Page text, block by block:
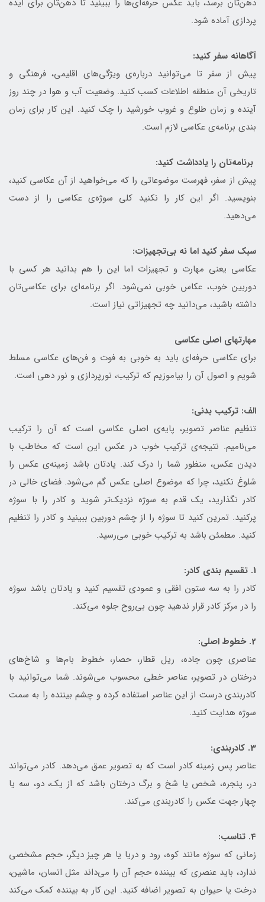
ذهن‌تان برسد، باید عکس حرفه‌ای‌ها را ببینید تا ذهن‌تان برای ایده
پردازی آماده شود.
آگاهانه سفر کنید:
پیش از سفر تا می‌توانید درباره‌ی ویژگی‌های اقلیمی، فرهنگی و
تاریخی آن منطقه اطلاعات کسب کنید. وضعیت آب و هوا در چند روز
آینده و زمان طلوع و غروب خورشید را چک کنید. این کار برای زمان
بندی برنامه‌ی عکاسی لازم است.
برنامه‌تان را یادداشت کنید:
پیش از سفر، فهرست موضوعاتی را که می‌خواهید از آن عکاسی کنید،
بنویسید. اگر این کار را نکنید کلی سوژه‌ی عکاسی را از دست
می‌دهید.
سبک سفر کنید اما نه بی‌تجهیزات:
عکاسی یعنی مهارت و تجهیزات اما این را هم بدانید هر کسی با
دوربین خوب، عکاس خوبی نمی‌شود. اگر برنامه‌ای برای عکاسی‌تان
داشته باشید، می‌دانید چه تجهیزاتی نیاز است.
مهارت‎های اصلی عکاسی
برای عکاسی حرفه‌ای باید به خوبی به فوت و فن‌های عکاسی مسلط
شویم و اصول آن را بیاموزیم که ترکیب، نورپردازی و نور دهی است.
الف: ترکیب بدنی:
تنظیم عناصر تصویر، پایه‎‌ی اصلی عکاسی است که آن را ترکیب
می‌نامیم. نتیجه‌ی ترکیب خوب در عکس این است که مخاطب با
دیدن عکس، منظور شما را درک کند. یادتان باشد زمینه‌ی عکس را
شلوغ نکنید، چرا که موضوع اصلی عکس گم می‌شود. فضای خالی در
کادر نگذارید، یک قدم به سوژه نزدیک‌تر شوید و کادر را با سوژه
پرکنید. تمرین کنید تا سوژه را از چشم دوربین ببینید و کادر را تنظیم
کنید. مطمئن باشد به ترکیب خوبی می‌رسید.
1. تقسیم بندی کادر:
کادر را به سه ستون افقی و عمودی تقسیم کنید و یادتان باشد سوژه
را در مرکز کادر قرار ندهید چون بی‌روح جلوه می‌کند.
2. خطوط اصلی:
عناصری چون جاده، ریل قطار، حصار، خطوط بام‌ها و شاخ‌های
درختان در تصویر، عناصر خطی محسوب می‌شوند. شما می‌توانید با
کادربندی درست از این عناصر استفاده کرده و چشم بیننده را به سمت
سوژه هدایت کنید.
3. کادربندی:
عناصر پس زمینه کادر است که به تصویر عمق ‌می‌دهد. کادر می‌تواند
در، پنجره، شخص یا شخ و برگ درختان باشد که از یک، دو، سه یا
چهار جهت عکس را کادربندی می‌کند.
4. تناسب:
زمانی که سوژه مانند کوه، رود و دریا یا هر چیز دیگر، حجم مشخصی
ندارد، باید عنصری که بیننده حجم آن را می‌داند مثل انسان، ماشین،
درخت یا حیوان به تصویر اضافه کنید. این کار به بیننده کمک می‌کند